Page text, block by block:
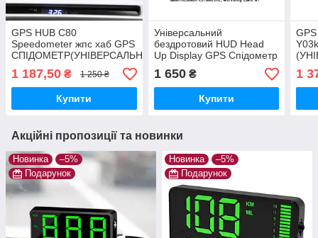
GPS HUB C80
Speedometer жпс хаб GPS
СПІДОМЕТР(УНІВЕРСАЛЬНИЙ)
1 187,50 ₴ 1 250 ₴
Купити
Універсальний
бездротовий HUD Head
Up Display GPS Спідометр
(спідометр годинник
термометр і ін )
1 650₴
Купити
1
Акційні пропозиції та новинки
Новинка
–5%
Подарунок
Новинка
–5%
Подарунок